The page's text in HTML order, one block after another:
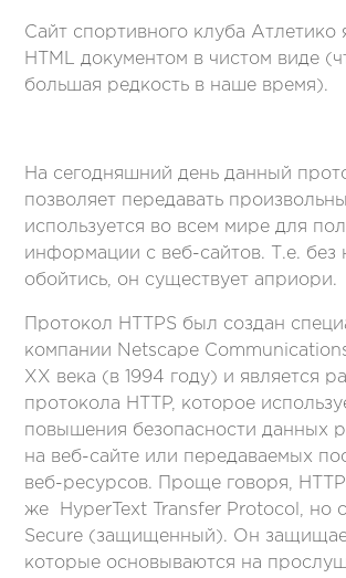
Сайт спортивного клуба Атлетико
HTML документом в чистом виде
большая редкость в наше время).
На сегодняшний день данный
позволяет передавать
используется во всем мире для
информации с веб-сайтов. Т.е. без
обойтись, он существует априори.
Протокол HTTPS был создан
компании Netscape
ХХ века (в 1994 году) и является
протокола HTTP, которое
повышения безопасности данных
на веб-сайте или передаваемых
веб-ресурсов. Проще говоря,
же HyperText Transfer Protocol, но с
Secure (защищенный). Он
которые основываются на